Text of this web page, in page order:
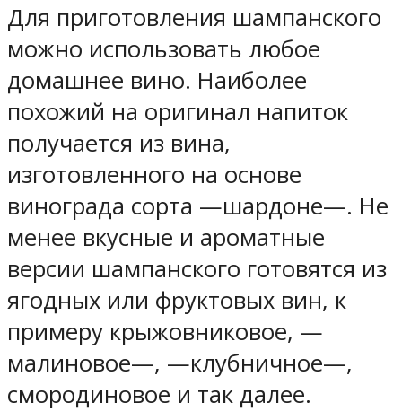
Для приготовления шампанского
можно использовать любое
домашнее вино. Наиболее
похожий на оригинал напиток
получается из вина,
изготовленного на основе
винограда сорта —шардоне—. Не
менее вкусные и ароматные
версии шампанского готовятся из
ягодных или фруктовых вин, к
примеру крыжовниковое, —
малиновое—, —клубничное—,
смородиновое и так далее.